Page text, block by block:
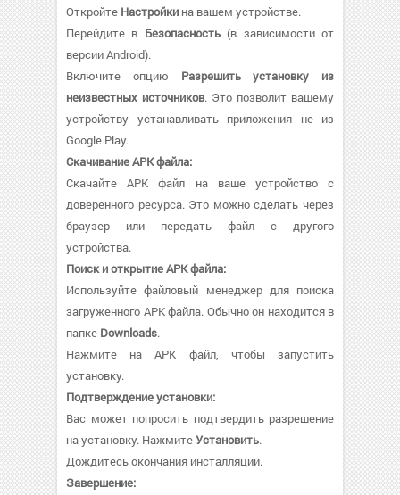
Откройте Настройки на вашем устройстве.
Перейдите в Безопасность(в зависимости от
версии Android).
Включите опцию Разрешить установку из
неизвестных источников. Это позволит вашему
устройству устанавливать приложения не из
Google Play.
Скачивание APK файла:
Скачайте APK файл на ваше устройство с
доверенного ресурса. Это можно сделать через
браузер или передать файл с другого
устройства.
Поиск и открытие APK файла:
Используйте файловый менеджер для поиска
загруженного APK файла. Обычно он находится в
папке Downloads.
Нажмите на APK файл, чтобы запустить
установку.
Подтверждение установки:
Вас может попросить подтвердить разрешение
на установку. НажмитеУстановить.
Дождитесь окончания инсталляции.
Завершение: